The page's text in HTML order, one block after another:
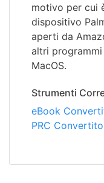
motivo per cui
dispositivo
aperti da
altri programmi
MacOS.
Strumenti
eBook
PRC